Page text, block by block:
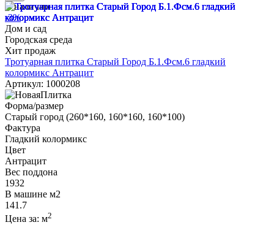
В наличии
-3%
Дом и сад
Городская среда
Хит продаж
Тротуарная плитка Старый Город Б.1.Фсм.6 гладкий
колормикс Антрацит
Артикул: 1000208
Форма/размер
Старый город (260*160, 160*160, 160*100)
Фактура
Гладкий колормикс
Цвет
Антрацит
Вес поддона
1932
В машине м2
141.7
Цена за: м2